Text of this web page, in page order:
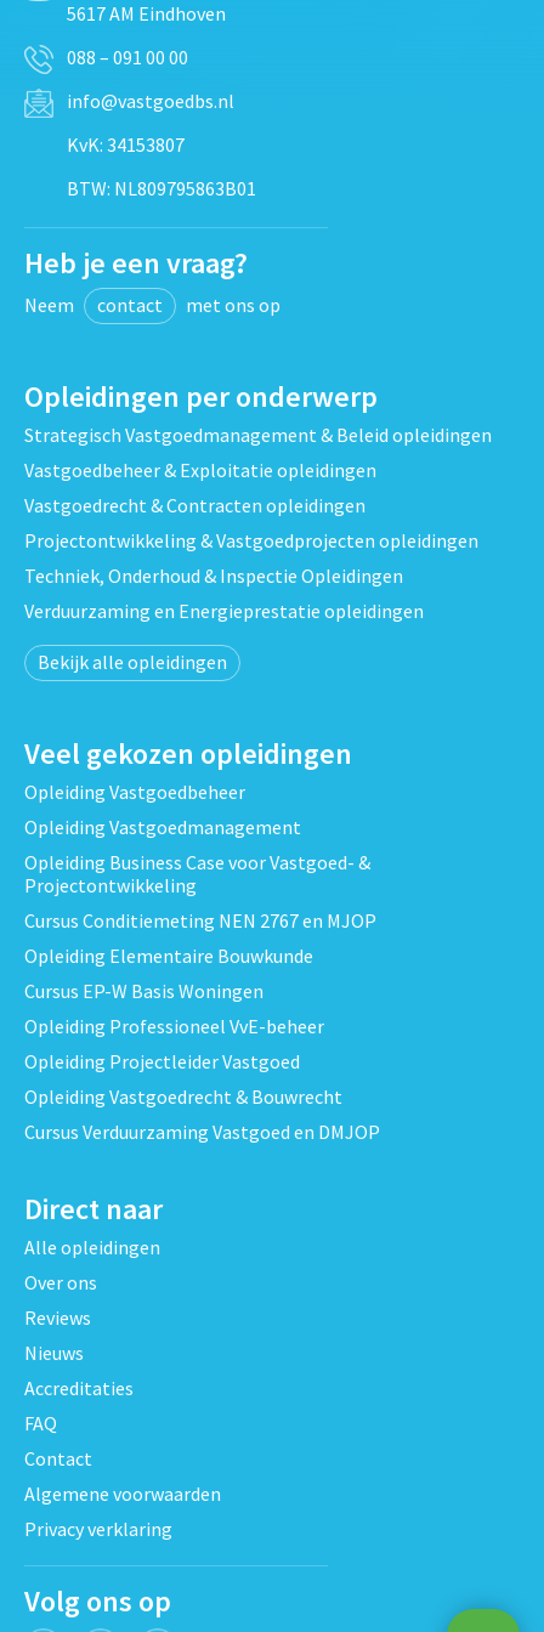
5617 AM Eindhoven
088 – 091 00 00
info@vastgoedbs.nl
KvK: 34153807
BTW: NL809795863B01
Heb je een vraag?
Neem contact met ons op
Opleidingen per onderwerp
Strategisch Vastgoedmanagement & Beleid opleidingen
Vastgoedbeheer & Exploitatie opleidingen
Vastgoedrecht & Contracten opleidingen
Projectontwikkeling & Vastgoedprojecten opleidingen
Techniek, Onderhoud & Inspectie Opleidingen
Verduurzaming en Energieprestatie opleidingen
Bekijk alle opleidingen
Veel gekozen opleidingen
Opleiding Vastgoedbeheer
Opleiding Vastgoedmanagement
Opleiding Business Case voor Vastgoed- &
Projectontwikkeling
Cursus Conditiemeting NEN 2767 en MJOP
Opleiding Elementaire Bouwkunde
Cursus EP-W Basis Woningen
Opleiding Professioneel VvE-beheer
Opleiding Projectleider Vastgoed
Opleiding Vastgoedrecht & Bouwrecht
Cursus Verduurzaming Vastgoed en DMJOP
Direct naar
Alle opleidingen
Over ons
Reviews
Nieuws
Accreditaties
FAQ
Contact
Algemene voorwaarden
Privacy verklaring
Volg ons op